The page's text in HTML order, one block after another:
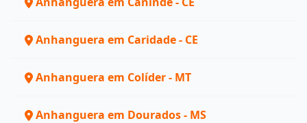
Anhanguera em Caridade - CE
Anhanguera em Colíder - MT
Anhanguera em Dourados - MS